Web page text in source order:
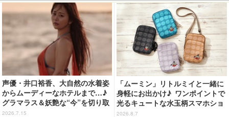
声優・井口裕香、大自然の水着姿
からムーディーなホテルまで…♪
グラマラス＆妖艶な“今”を切り取
り！3冊目写真集が発売中
2026.7.15
「ムーミン」リトルミイと一緒に
身軽にお出かけ♪ ワンポイントで
光るキュートな水玉柄スマホショ
ルダーが新登場！
2026.8.7